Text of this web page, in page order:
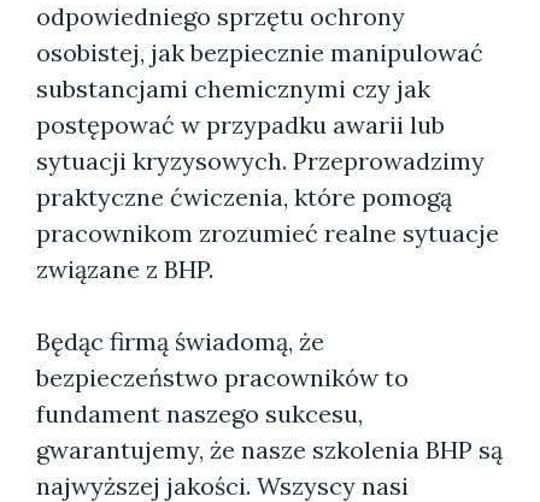
odpowiedniego sprzętu ochrony
osobistej, jak bezpiecznie manipulować
substancjami chemicznymi czy jak
postępować w przypadku awarii lub
sytuacji kryzysowych. Przeprowadzimy
praktyczne ćwiczenia, które pomogą
pracownikom zrozumieć realne sytuacje
związane z BHP.
Będąc firmą świadomą, że
bezpieczeństwo pracowników to
fundament naszego sukcesu,
gwarantujemy, że nasze szkolenia BHP są
najwyższej jakości. Wszyscy nasi